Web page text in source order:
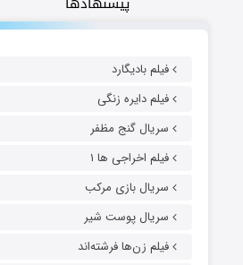
فیلم بادیگارد
فیلم دایره زنگی
سریال گنج مظفر
فیلم اخراجی ها ۱
سریال بازی مرکب
سریال پوست شیر
فیلم زن‌ها فرشته‌اند